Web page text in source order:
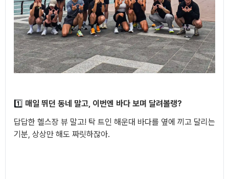
1️⃣ 매일 뛰던 동네 말고, 이번엔 바다 보며 달려볼랭?
답답한 헬스장 뷰 말고! 탁 트인 해운대 바다를 옆에 끼고 달리는
기분, 상상만 해도 짜릿하잖아.